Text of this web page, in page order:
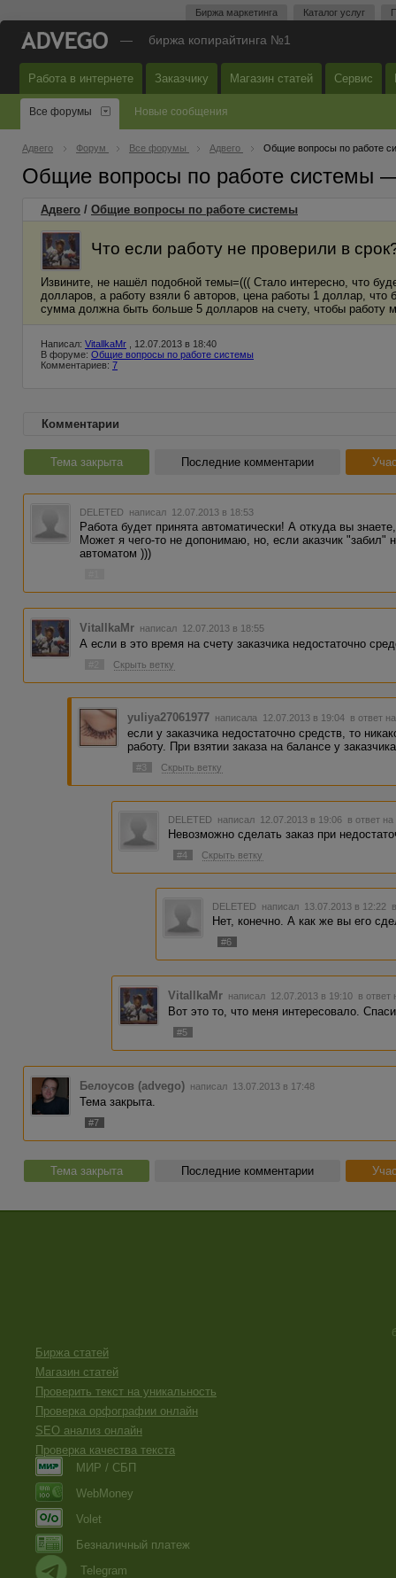
Биржа маркетинга Каталог услуг
— биржа копирайтинга №1
Работа в интернете Заказчику Магазин статей Сервис
Все форумы Новые сообщения
Адвего Форум Все форумы Адвего Общие вопросы по работе
Общие вопросы по работе системы
Адвего / Общие вопросы по работе системы
Что если работу не проверили в
Извините, не нашёл подобной темы=((( Стало интересно, что
долларов, а работу взяли 6 авторов, цена работы 1 доллар,
сумма должна быть больше 5 долларов на счету, чтобы работу
Написал: VitallkaMr , 12.07.2013 в 18:40
В форуме: Общие вопросы по работе системы
Комментариев: 7
Комментарии
Тема закрыта Последние комментарии
DELETED написал 12.07.2013 в 18:53
Работа будет принята автоматически! А откуда вы
Может я чего-то не допонимаю, но, если аказчик "забил"
автоматом )))
VitallkaMr написал 12.07.2013 в 18:55
А если в это время на счету заказчика недостаточно
Скрыть ветку
yuliya27061977 написала 12.07.2013 в 19:04 в ответ
если у заказчика недостаточно средств, то
работу. При взятии заказа на балансе у
#3 Скрыть ветку
DELETED написал 12.07.2013 в 19:06 в ответ на
Невозможно сделать заказ при
#4 Скрыть ветку
DELETED написал 13.07.2013 в 12:22
Нет, конечно. А как же вы его
#6
VitallkaMr написал 12.07.2013 в 19:10 в ответ
Вот это то, что меня интересовало.
#5
Белоусов (advego) написал 13.07.2013 в 17:48
Тема закрыта.
#7
Тема закрыта Последние комментарии
Биржа статей
Магазин статей
Проверить текст на уникальность
Проверка орфографии онлайн
SEO анализ онлайн
Проверка качества текста
МИР / СБП
WebMoney
Volet
Безналичный платеж
Telegram